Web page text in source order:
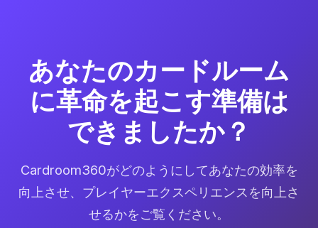
あなたのカードルーム
に革命を起こす準備は
できましたか？
Cardroom360がどのようにしてあなたの効率を
向上させ、プレイヤーエクスペリエンスを向上さ
せるかをご覧ください。